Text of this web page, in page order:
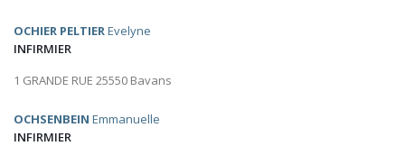
OCHIER PELTIEREvelyne
INFIRMIER
1 GRANDE RUE 25550 Bavans
OCHSENBEIN Emmanuelle
INFIRMIER